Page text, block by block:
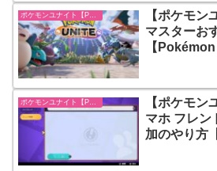
ポケモンユナイト【Pokémon UNITE】
【ポケモン
マスターお
【Pokémon
【ポケモン
マホ フレン
加のやり方